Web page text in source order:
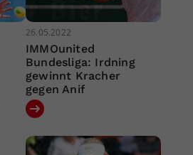
26.05.2022
IMMOunited
Bundesliga: Irdning
gewinnt Kracher
gegen Anif